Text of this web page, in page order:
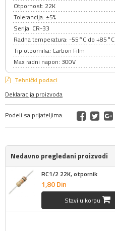
Otpornost: 22K
Tolerancija: ±5%
Serija: CR-33
Radna temperatura: -55°C do +85°C
Tip otpornika: Carbon Film
Max radni napon: 300V
Tehnički podaci
Deklaracija proizvoda
Podeli sa prijateljima:
Nedavno pregledani proizvodi
RC1/2 22K, otpornik
1,80Din
Stavi u korpu